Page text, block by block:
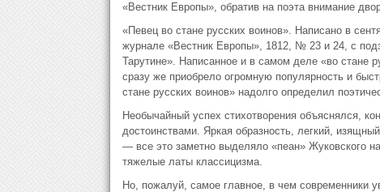
«Вестник Европы», обратив на поэта внимание
«Певец во стане русских воинов». Написано в
журнале «Вестник Европы», 1812, № 23 и 24, с
Тарутине». Написанное и в самом деле «во стане
сразу же приобрело огромную популярность и
стане русских воинов» надолго определил
Необычайный успех стихотворения объяснялся,
достоинствами. Яркая образность, легкий,
— все это заметно выделяло «пеан» Жуковского
тяжелые латы классицизма.
Но, пожалуй, самое главное, в чем современники